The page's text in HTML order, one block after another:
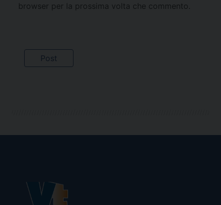
browser per la prossima volta che commento.